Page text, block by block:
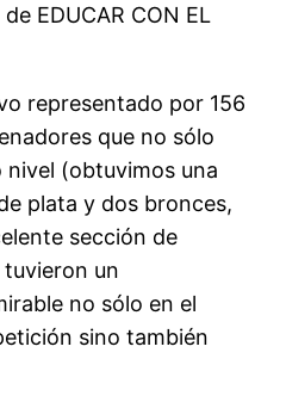
EDUCAR CON EL
representado por 156
que no sólo
(obtuvimos una
plata y dos bronces,
sección de
un
no sólo en el
sino también